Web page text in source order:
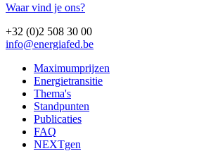
Waar vind je ons?
+32 (0)2 508 30 00
info@energiafed.be
Maximumprijzen
Energietransitie
Thema's
Standpunten
Publicaties
FAQ
NEXTgen